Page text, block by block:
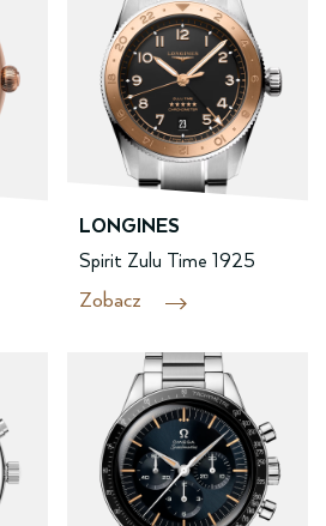
LONGINES
Spirit Zulu Time 1925
Zobacz